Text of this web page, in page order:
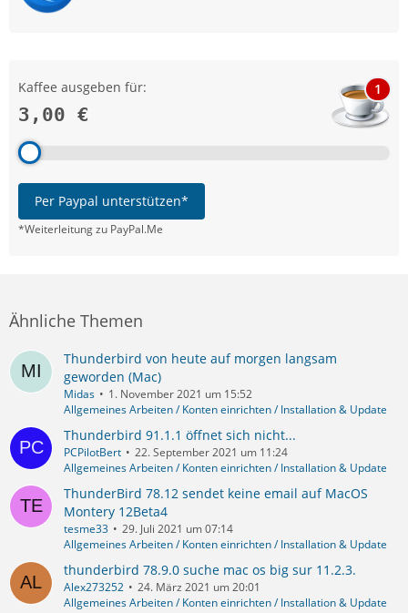
Kaffee ausgeben für:
3,00 €
1
Per Paypal unterstützen*
*Weiterleitung zu PayPal.Me
Ähnliche Themen
Thunderbird von heute auf morgen langsam
geworden (Mac)
Midas
1. November 2021 um 15:52
Allgemeines Arbeiten / Konten einrichten / Installation & Update
Thunderbird 91.1.1 öffnet sich nicht...
PCPilotBert
22. September 2021 um 11:24
Allgemeines Arbeiten / Konten einrichten / Installation & Update
ThunderBird 78.12 sendet keine email auf MacOS
Montery 12Beta4
tesme33
29. Juli 2021 um 07:14
Allgemeines Arbeiten / Konten einrichten / Installation & Update
thunderbird 78.9.0 suche mac os big sur 11.2.3.
Alex273252
24. März 2021 um 20:01
Allgemeines Arbeiten / Konten einrichten / Installation & Update